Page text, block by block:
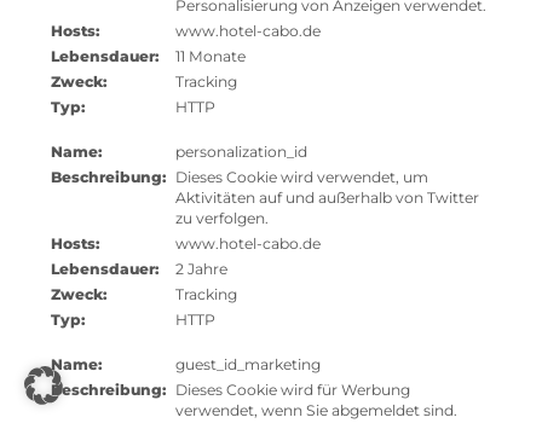
Personalisierung von Anzeigen verwendet.
Hosts:
www.hotel-cabo.de
Lebensdauer:
11 Monate
Zweck:
Tracking
Typ:
HTTP
Name:
personalization_id
Beschreibung: Dieses Cookie wird verwendet, um
Aktivitäten auf und außerhalb von Twitter
zu verfolgen.
Hosts:
www.hotel-cabo.de
Lebensdauer:
2 Jahre
Zweck:
Tracking
Typ:
HTTP
Name:
guest_id_marketing
Beschreibung: Dieses Cookie wird für Werbung
verwendet, wenn Sie abgemeldet sind.